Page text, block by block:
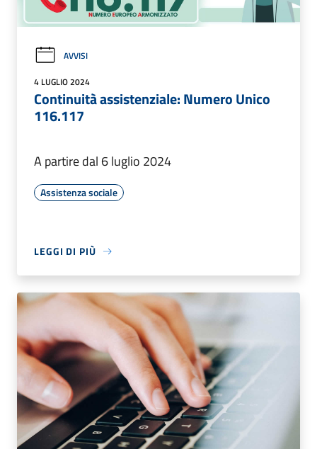
AVVISI
4 LUGLIO 2024
Continuità assistenziale: Numero Unico
116.117
A partire dal 6 luglio 2024
Assistenza sociale
LEGGI DI PIÙ